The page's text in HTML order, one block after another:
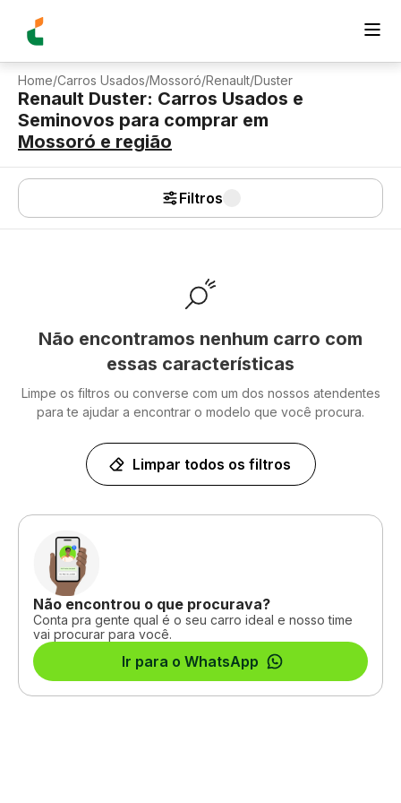
Home/Carros Usados/Mossoró/Renault/Duster
Renault Duster: Carros Usados e
Seminovos para comprar em
Mossoró e região
Filtros
Não encontramos nenhum carro com
essas características
Limpe os filtros ou converse com um dos nossos atendentes
para te ajudar a encontrar o modelo que você procura.
Limpar todos os filtros
Não encontrou o que procurava?
Conta pra gente qual é o seu carro ideal e nosso time
vai procurar para você.
Ir para o WhatsApp